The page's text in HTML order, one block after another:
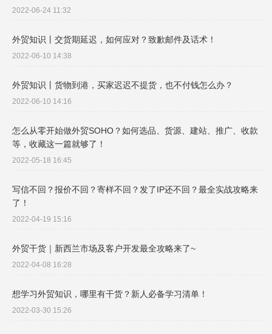
2022-06-24 11:32
外贸知识丨交货期延迟，如何应对？致歉邮件及话术！
2022-06-10 14:38
外贸知识丨货物到港，买家迟迟不提货，也不付钱怎么办？
2022-06-10 14:16
怎么从零开始做外贸SOHO？如何选品、货源、建站、推广、收款
等，收藏这一篇就够了！
2022-05-18 16:45
写信不回？报价不回？寄样不回？发了IP还不回？最全实战攻略来
了！
2022-04-19 15:16
外贸干货｜新西兰市场及客户开发最全攻略来了~
2022-04-08 16:28
想学习外贸知识，哪里有干货？新人必备学习清单！
2022-03-30 15:26